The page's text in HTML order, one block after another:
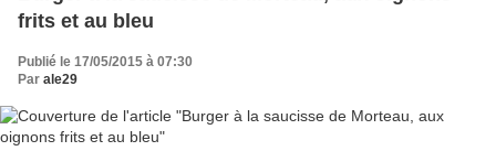
frits et au bleu
Publié le 17/05/2015 à 07:30
Par ale29